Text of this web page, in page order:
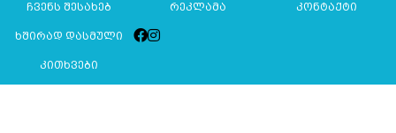
ჩვენს შესახებ რეკლამა კონტაქტი
ხშირად დასმული
კითხვები